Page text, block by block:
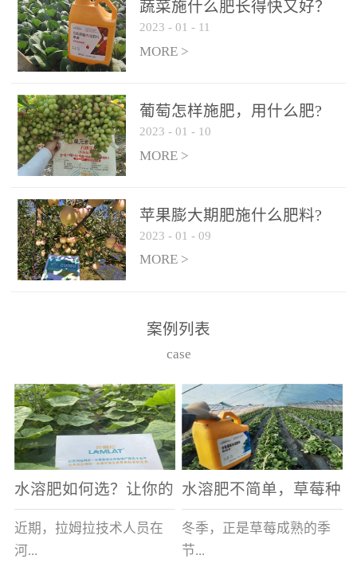
合大量元素水溶肥一起使
用，促使果实膨大，果肉
饱满，品质好，果、枝健
后期∶冲施、滴灌2.5-5kg/
亩/次配合大量元素水溶肥
一起使用，果实转色均
匀，口感好，糖度提高，
预防枝叶早衰。5、叶面喷
施︰浓度800-1500倍（1-
6kg/公顷，间隔10-14天一
次，喷1-3次。
合大量元素水溶肥一起使
后期∶冲施、滴灌2.5-5kg/
亩/次配合大量元素水溶肥
施︰浓度800-1500倍（1-
蔬菜施什么肥长得快又好？
2023 - 01 - 11
MORE >
葡萄怎样施肥，用什么肥?
2023 - 01 - 10
MORE >
苹果膨大期肥施什么肥料?
2023 - 01 - 09
MORE >
案例列表
case
水溶肥如何选？让你的
老棚土好产量高
近期，拉姆拉技术人员在
河...
水溶肥不简单，草莓种
植户指名要使用
冬季，正是草莓成熟的季
节...